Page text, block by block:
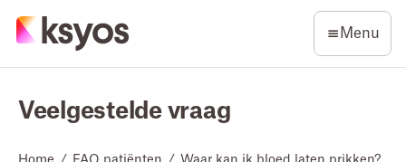
Menu
Veelgestelde vraag